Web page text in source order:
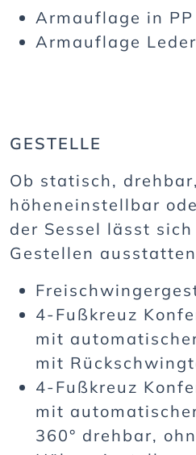
Armauflage in
Armauflage
GESTELLE
Ob statisch, drehbar,
höheneinstellbar
der Sessel lässt
Gestellen
4-Fußkreuz
mit
mit
4-Fußkreuz
mit
360° drehbar,